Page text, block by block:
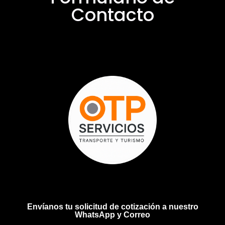
Contacto
Envíanos tu solicitud de cotización a nuestro
WhatsApp y Correo